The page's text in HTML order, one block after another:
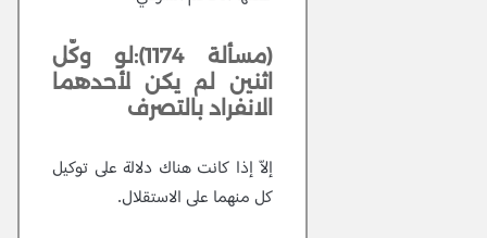
(مسألة 1174):لو وكّل
اثنين لم يكن لأحدهما
الانفراد بالتصرف
إلاّ إذا كانت هناك دلالة على توكيل
كل منهما على الاستقلال.